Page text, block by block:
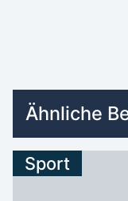
Ähnliche
Sport